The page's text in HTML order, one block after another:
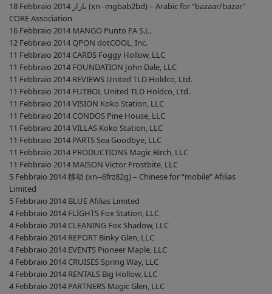
18 Febbraio 2014 بازار (xn--mgbab2bd) – Arabic for “bazaar/bazar”
CORE Association
16 Febbraio 2014 MANGO Punto FA S.L.
12 Febbraio 2014 QPON dotCOOL, Inc.
11 Febbraio 2014 CARDS Foggy Hollow, LLC
11 Febbraio 2014 FOUNDATION John Dale, LLC
11 Febbraio 2014 REVIEWS United TLD Holdco, Ltd.
11 Febbraio 2014 FUTBOL United TLD Holdco, Ltd.
11 Febbraio 2014 VISION Koko Station, LLC
11 Febbraio 2014 CONDOS Pine House, LLC
11 Febbraio 2014 VILLAS Koko Station, LLC
11 Febbraio 2014 PARTS Sea Goodbye, LLC
11 Febbraio 2014 PRODUCTIONS Magic Birch, LLC
11 Febbraio 2014 MAISON Victor Frostbite, LLC
5 Febbraio 2014 移动 (xn--6frz82g) – Chinese for “mobile” Afilias
Limited
5 Febbraio 2014 BLUE Afilias Limited
4 Febbraio 2014 FLIGHTS Fox Station, LLC
4 Febbraio 2014 CLEANING Fox Shadow, LLC
4 Febbraio 2014 REPORT Binky Glen, LLC
4 Febbraio 2014 EVENTS Pioneer Maple, LLC
4 Febbraio 2014 CRUISES Spring Way, LLC
4 Febbraio 2014 RENTALS Big Hollow, LLC
4 Febbraio 2014 PARTNERS Magic Glen, LLC